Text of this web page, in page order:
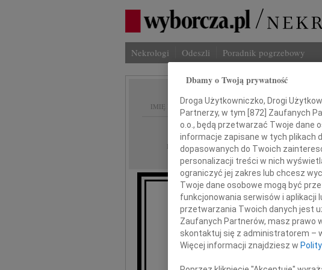
Nekrologi Odeszli Poradnik pogrzebowy
IMIĘ I NAZWISKO:
REGION: Kraków
DATA EMISJI: 09.07.2026
Panu
Markowi
Dbamy o Twoją prywatność
Droga Użytkowniczko, Drogi
Partnerzy, w tym [872] Zaufanych
o.o., będą przetwarzać Twoje dane
informacje zapisane w tych plikach
dopasowanych do Twoich
personalizacji treści w nich
ograniczyć jej zakres lub chcesz
Twoje dane osobowe mogą być
funkcjonowania serwisów i aplikacji
przetwarzania Twoich danych jest
Zaufanych Partnerów, masz prawo
skontaktuj się z administratorem –
Więcej informacji znajdziesz w